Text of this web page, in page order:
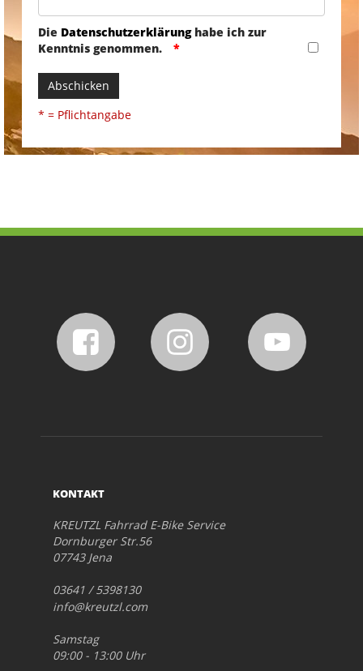
Die Datenschutzerklärunghabe ich zur
Kenntnis genommen.
Abschicken
* = Pflichtangabe
KONTAKT
KREUTZL Fahrrad E-Bike Service
Dornburger Str.56
07743 Jena
03641 / 5398130
info@kreutzl.com
Samstag
09:00 - 13:00 Uhr